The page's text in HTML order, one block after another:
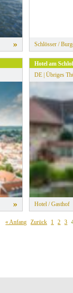
» Schlösser /
»
Hotel am
DE | Übriges
Hotel / Gasthof
« Anfang Zurück 1 2 3